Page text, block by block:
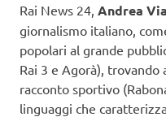
Rai News 24, Andrea
giornalismo italiano,
popolari al grande
Rai 3 e Agorà),
racconto sportivo
linguaggi che